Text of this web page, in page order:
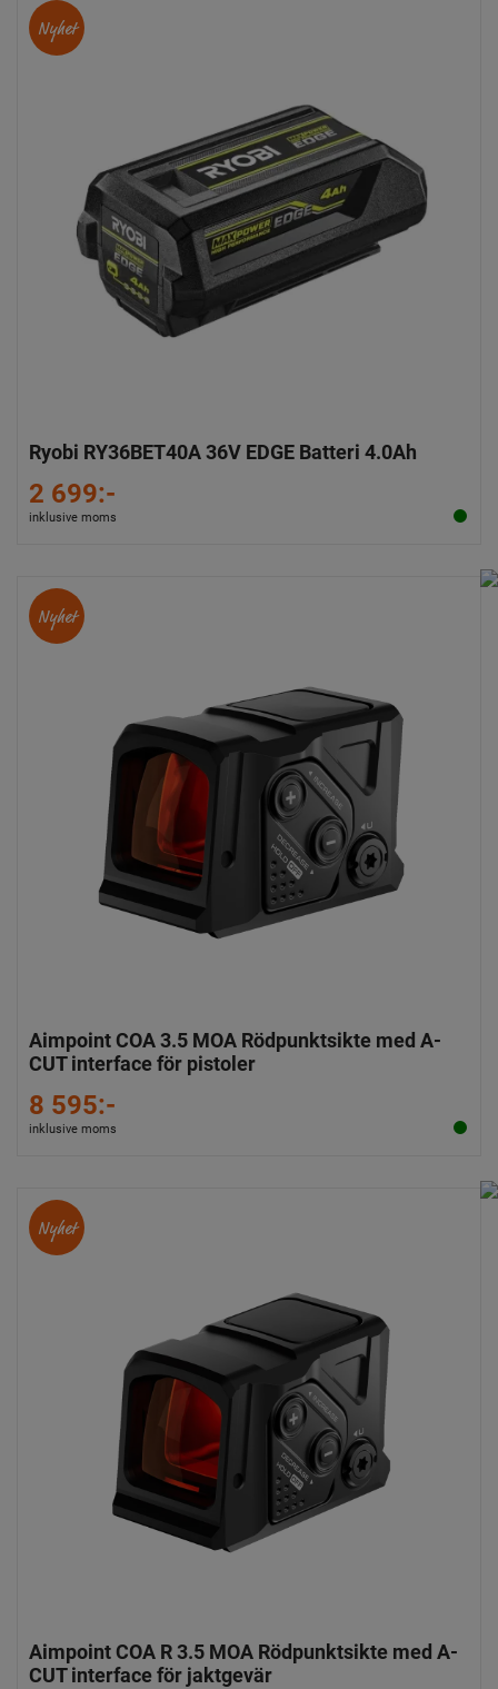
Nyhet
Ryobi RY36BET40A 36V EDGE Batteri 4.0Ah
2 699:-
inklusive moms
Nyhet
Aimpoint COA 3.5 MOA Rödpunktsikte med A-
CUT interface för pistoler
8 595:-
inklusive moms
Nyhet
Aimpoint COA R 3.5 MOA Rödpunktsikte med A-
CUT interface för jaktgevär